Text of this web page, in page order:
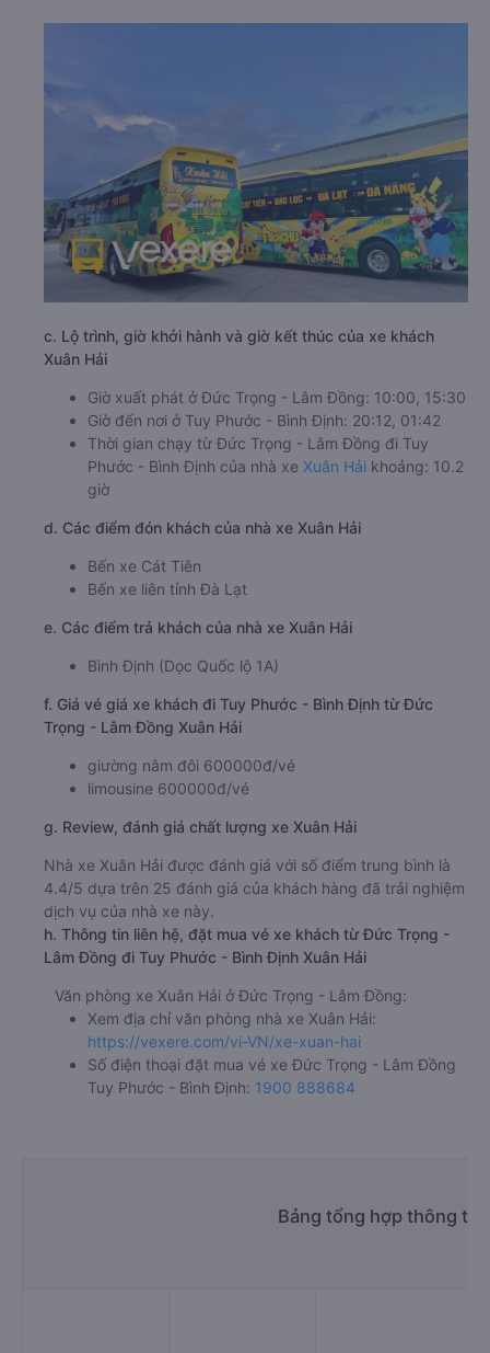
c. Lộ trình, giờ khởi hành và giờ kết thúc của xe khách
Xuân Hải
Giờ xuất phát ở Đức Trọng - Lâm Đồng: 10:00, 15:30
Giờ đến nơi ở Tuy Phước - Bình Định: 20:12, 01:42
Thời gian chạy từ Đức Trọng - Lâm Đồng đi Tuy
Phước - Bình Định của nhà xe Xuân Hải khoảng: 10.2
giờ
d. Các điểm đón khách của nhà xe Xuân Hải
Bến xe Cát Tiên
Bến xe liên tỉnh Đà Lạt
e. Các điểm trả khách của nhà xe Xuân Hải
Bình Định (Dọc Quốc lộ 1A)
f. Giá vé giá xe khách đi Tuy Phước - Bình Định từ Đức
Trọng - Lâm Đồng Xuân Hải
giường nằm đôi 600000đ/vé
limousine 600000đ/vé
g. Review, đánh giá chất lượng xe Xuân Hải
Nhà xe Xuân Hải được đánh giá với số điểm trung bình là
4.4/5 dựa trên 25 đánh giá của khách hàng đã trải nghiệm
dịch vụ của nhà xe này.
h. Thông tin liên hệ, đặt mua vé xe khách từ Đức Trọng -
Lâm Đồng đi Tuy Phước - Bình Định Xuân Hải
Văn phòng xe Xuân Hải ở Đức Trọng - Lâm Đồng:
Xem địa chỉ văn phòng nhà xe Xuân Hải:
https://vexere.com/vi-VN/xe-xuan-hai
Số điện thoại đặt mua vé xe Đức Trọng - Lâm Đồng
Tuy Phước - Bình Định: 1900 888684
Bảng tổng hợp thông